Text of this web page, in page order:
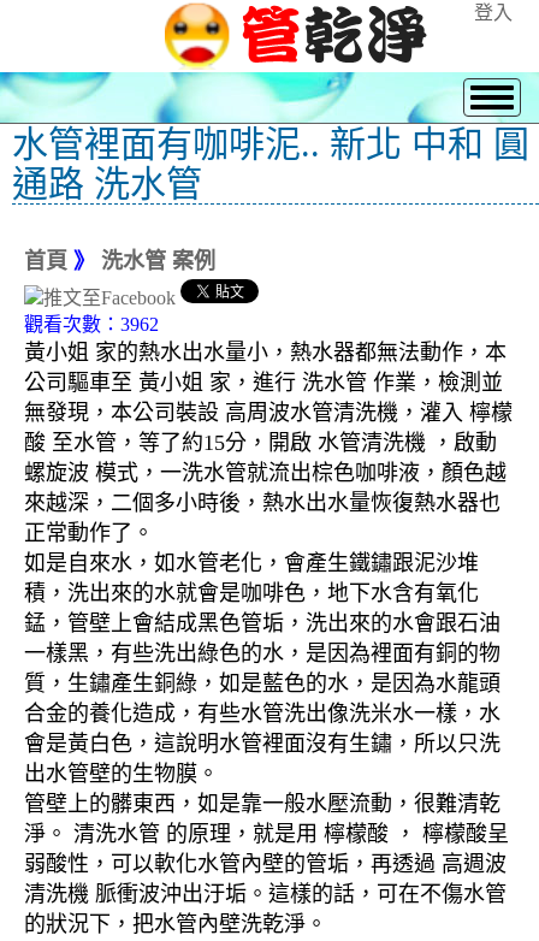
登入
水管裡面有咖啡泥.. 新北 中和 圓
通路 洗水管
首頁 》 洗水管 案例
觀看次數：3962
黃小姐 家的熱水出水量小，熱水器都無法動作，本
公司驅車至 黃小姐 家，進行 洗水管 作業，檢測並
無發現，本公司裝設 高周波水管清洗機，灌入 檸檬
酸 至水管，等了約15分，開啟 水管清洗機 ，啟動
螺旋波 模式，一洗水管就流出棕色咖啡液，顏色越
來越深，二個多小時後，熱水出水量恢復熱水器也
正常動作了。
如是自來水，如水管老化，會產生鐵鏽跟泥沙堆
積，洗出來的水就會是咖啡色，地下水含有氧化
錳，管壁上會結成黑色管垢，洗出來的水會跟石油
一樣黑，有些洗出綠色的水，是因為裡面有銅的物
質，生鏽產生銅綠，如是藍色的水，是因為水龍頭
合金的養化造成，有些水管洗出像洗米水一樣，水
會是黃白色，這說明水管裡面沒有生鏽，所以只洗
出水管壁的生物膜。
管壁上的髒東西，如是靠一般水壓流動，很難清乾
淨。 清洗水管 的原理，就是用 檸檬酸 ， 檸檬酸呈
弱酸性，可以軟化水管內壁的管垢，再透過 高週波
清洗機 脈衝波沖出汙垢。這樣的話，可在不傷水管
的狀況下，把水管內壁洗乾淨。